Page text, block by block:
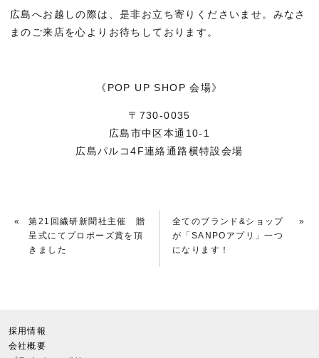
広島へお越しの際は、是非お立ち寄りくださいませ。みなさ
まのご来店を心よりお待ちしております。
《POP UP SHOP 会場》
〒730-0035
広島市中区本通10-1
広島パルコ4F連絡通路横特設会場
«
第21回繊研新聞社主催 贈
呈式にてプロポーズ賞を頂
きました
全てのブランド&ショップ
が「SANPOアプリ」一つ
になります！
»
採用情報
会社概要